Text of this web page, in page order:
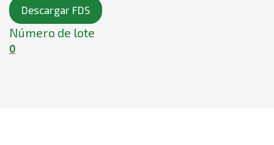
Descargar FDS
Número de lote
0